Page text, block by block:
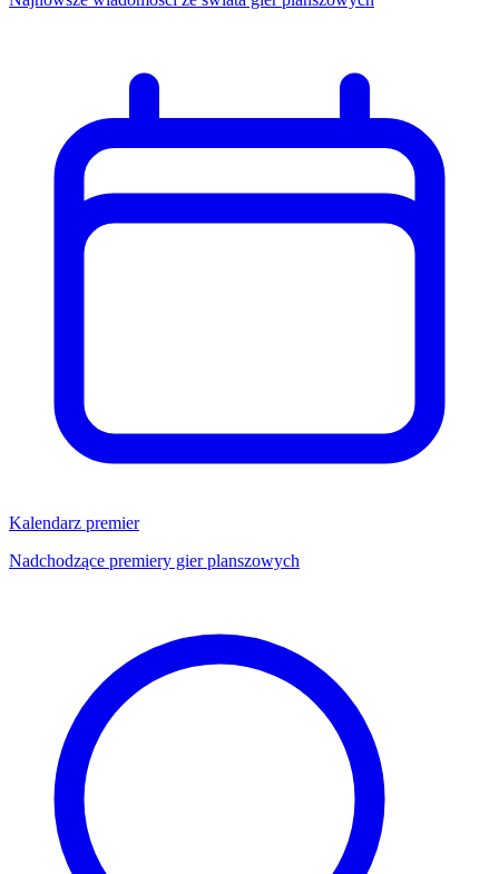
Kalendarz premier
Nadchodzące premiery gier planszowych